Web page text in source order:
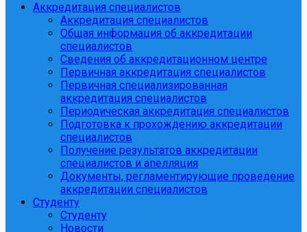
Аккредитация специалистов
Аккредитация специалистов
Общая информация об аккредитации
специалистов
Сведения об аккредитационном центре
Первичная аккредитация специалистов
Первичная специализированная
аккредитация специалистов
Периодическая аккредитация специалистов
Подготовка к прохождению аккредитации
специалистов
Получение результатов аккредитации
специалистов и апелляция
Документы, регламентирующие проведение
аккредитации специалистов
Студенту
Студенту
Новости